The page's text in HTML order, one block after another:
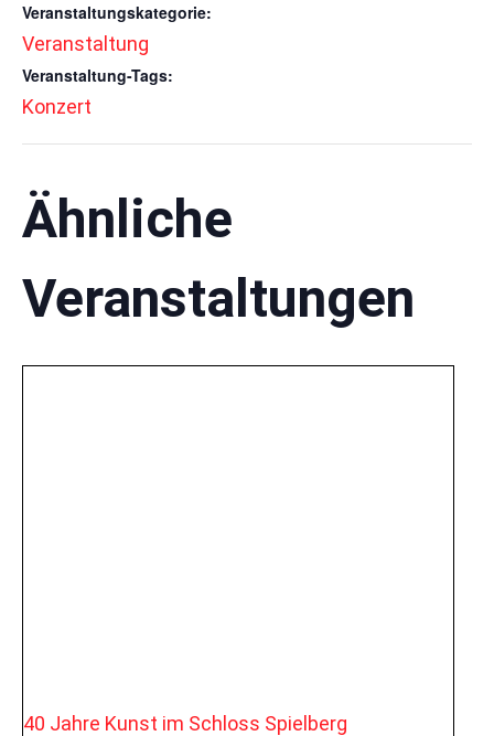
Veranstaltungskategorie:
Veranstaltung
Veranstaltung-Tags:
Konzert
Ähnliche
Veranstaltungen
40 Jahre Kunst im Schloss Spielberg